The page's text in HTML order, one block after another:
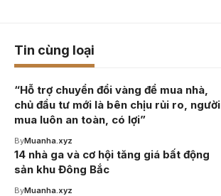
Tin cùng loại
“Hỗ trợ chuyển đổi vàng để mua nhà,
chủ đầu tư mới là bên chịu rủi ro, người
mua luôn an toàn, có lợi”
ByMuanha.xyz
14 nhà ga và cơ hội tăng giá bất động
sản khu Đông Bắc
ByMuanha.xyz